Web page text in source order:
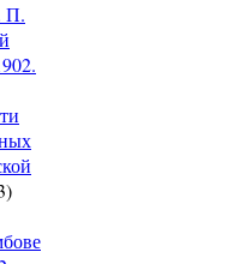
П.
)